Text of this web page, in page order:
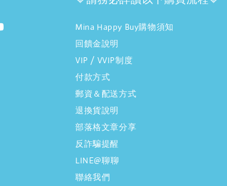
Mina Happy Buy購物須知
回饋金說明
VIP / VVIP制度
付款方式
郵資＆配送方式
退換貨說明
部落格文章分享
反詐騙提醒
LINE@聊聊
聯絡我們